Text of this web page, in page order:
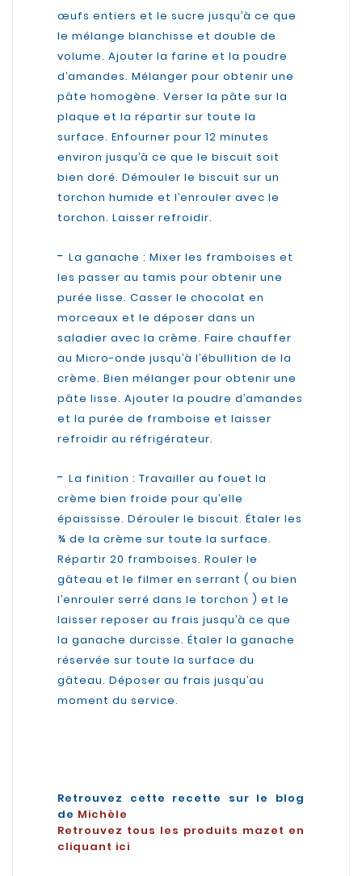
œufs entiers et le sucre jusqu’à ce que
le mélange blanchisse et double de
volume. Ajouter la farine et la poudre
d’amandes. Mélanger pour obtenir une
pâte homogène. Verser la pâte sur la
plaque et la répartir sur toute la
surface. Enfourner pour 12 minutes
environ jusqu’à ce que le biscuit soit
bien doré. Démouler le biscuit sur un
torchon humide et l’enrouler avec le
torchon. Laisser refroidir.
- La ganache : Mixer les framboises et
les passer au tamis pour obtenir une
purée lisse. Casser le chocolat en
morceaux et le déposer dans un
saladier avec la crème. Faire chauffer
au Micro-onde jusqu’à l’ébullition de la
crème. Bien mélanger pour obtenir une
pâte lisse. Ajouter la poudre d’amandes
et la purée de framboise et laisser
refroidir au réfrigérateur.
- La finition : Travailler au fouet la
crème bien froide pour qu’elle
épaississe. Dérouler le biscuit. Étaler les
¾ de la crème sur toute la surface.
Répartir 20 framboises. Rouler le
gâteau et le filmer en serrant ( ou bien
l’enrouler serré dans le torchon ) et le
laisser reposer au frais jusqu’à ce que
la ganache durcisse. Étaler la ganache
réservée sur toute la surface du
gâteau. Déposer au frais jusqu’au
moment du service.
Retrouvez cette recette sur le blog
de Michèle
Retrouvez tous les produits mazet en
cliquant ici